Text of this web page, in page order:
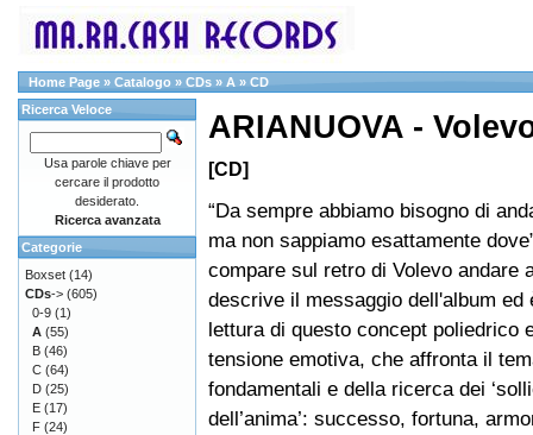
Home Page » Catalogo » CDs » A » CD
ARIANUOVA -
[CD]
“Da sempre abbiamo bisogno di
ma non sappiamo esattamente
compare sul retro di Volevo andare
descrive il messaggio dell'album ed
lettura di questo concept poliedrico
tensione emotiva, che affronta il
fondamentali e della ricerca dei
dell’anima’: successo, fortuna,
Ricerca Veloce
Usa parole chiave per
cercare il prodotto
desiderato.
Ricerca avanzata
Categorie
Boxset (14)
CDs-> (605)
0-9 (1)
A (55)
B (46)
C (64)
D (25)
E (17)
F (24)